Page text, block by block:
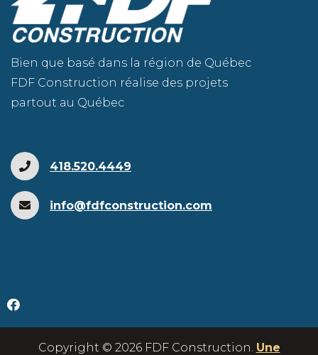
Bien que basé dans la région de Québec
FDF Construction réalise des projets
partout au Québec
418.520.4449
info@fdfconstruction.com
Copyright © 2026 FDF Construction. Une